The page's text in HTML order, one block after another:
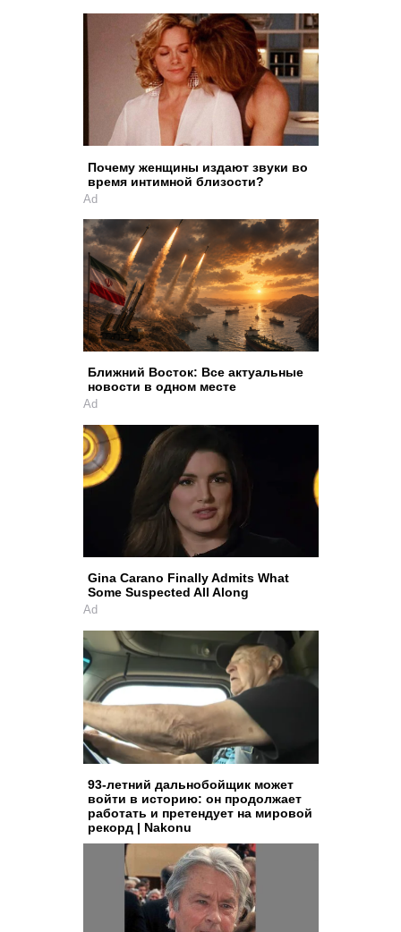
Почему женщины издают звуки во
время интимной близости?
Ad
Ближний Восток: Все актуальные
новости в одном месте
Ad
Gina Carano Finally Admits What
Some Suspected All Along
Ad
93-летний дальнобойщик может
войти в историю: он продолжает
работать и претендует на мировой
рекорд | Nakonu